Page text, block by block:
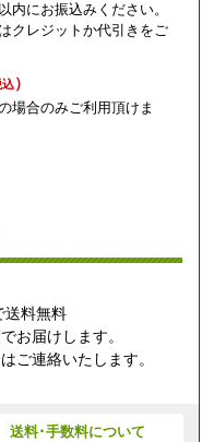
内にお振込みください。
クレジットか代引きをご
込）
場合のみご利用頂けま
送料無料
お届けします。
ご連絡いたします。
送料･手数料について